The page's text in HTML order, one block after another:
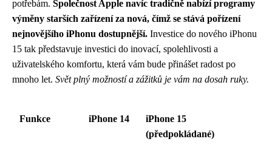
potřebám. Společnost Apple navíc tradičně nabízí programy
výměny starších zařízení za nová, čímž se stává pořízení
nejnovějšího iPhonu dostupnější. Investice do nového iPhonu
15 tak představuje investici do inovací, spolehlivosti a
uživatelského komfortu, která vám bude přinášet radost po
mnoho let. Svět plný možností a zážitků je vám na dosah ruky.
Funkce iPhone 14
iPhone 15
(předpokládané)